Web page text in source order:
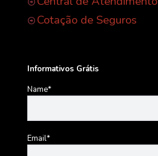
Cotação de Seguros
Informativos Grátis
Name*
Email*